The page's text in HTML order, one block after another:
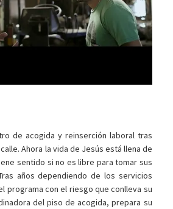
de acogida y reinserción laboral tras
Ahora la vida de Jesús está llena de
sentido si no es libre para tomar sus
años dependiendo de los servicios
programa con el riesgo que conlleva su
del piso de acogida, prepara su